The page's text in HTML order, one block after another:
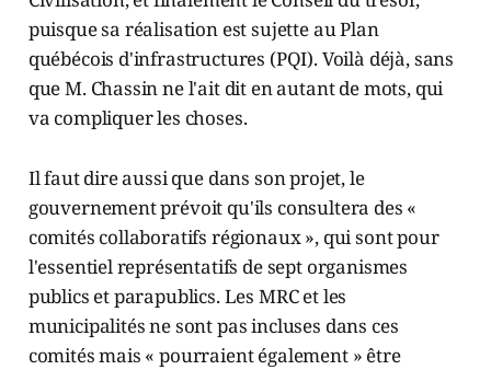
puisque sa réalisation est sujette au Plan
québécois d'infrastructures (PQI). Voilà déjà, sans
que M. Chassin ne l'ait dit en autant de mots, qui
va compliquer les choses.
Il faut dire aussi que dans son projet, le
gouvernement prévoit qu'ils consultera des «
comités collaboratifs régionaux », qui sont pour
l'essentiel représentatifs de sept organismes
publics et parapublics. Les MRC et les
municipalités ne sont pas incluses dans ces
comités mais « pourraient également » être